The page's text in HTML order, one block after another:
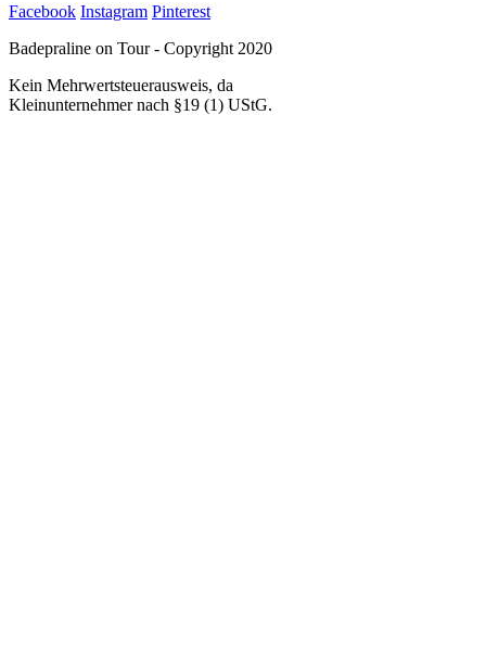
Facebook Instagram Pinterest
Badepraline on Tour - Copyright 2020
Kein Mehrwertsteuerausweis, da
Kleinunternehmer nach §19 (1) UStG.